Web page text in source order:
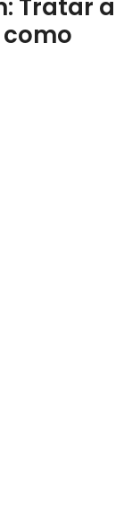
Tratar a